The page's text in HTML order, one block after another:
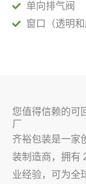
单向排气阀
窗口（透明和
您值得信赖的可
厂
齐裕包装是一家
装制造商，拥有
业经验，可为全